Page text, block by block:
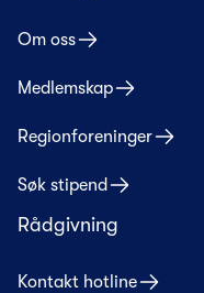
Om oss
Medlemskap
Regionforeninger
Søk stipend
Rådgivning
Kontakt hotline